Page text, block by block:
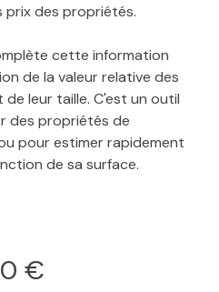
prix des propriétés.
cette information
de la valeur relative des
leur taille. C'est un outil
des propriétés de
pour estimer rapidement
de sa surface.
€